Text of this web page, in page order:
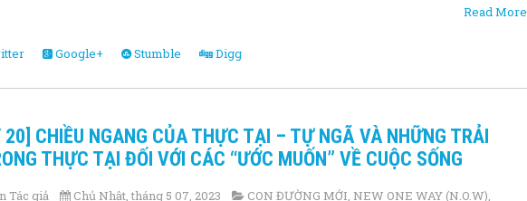
Read More
Google+ Stumble Digg
20] CHIỀU NGANG CỦA THỰC TẠI – TỰ NGÃ VÀ NHỮNG TRẢI
THỰC TẠI ĐỐI VỚI CÁC “ƯỚC MUỐN” VỀ CUỘC SỐNG
Tác giả Chủ Nhật, tháng 5 07, 2023 CON ĐƯỜNG MỚI, NEW ONE WAY (N.O.W),